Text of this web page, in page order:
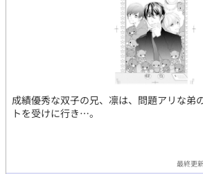
成績優秀な双子の兄、凛は、問題アリな弟
トを受けに行き…。
最終更